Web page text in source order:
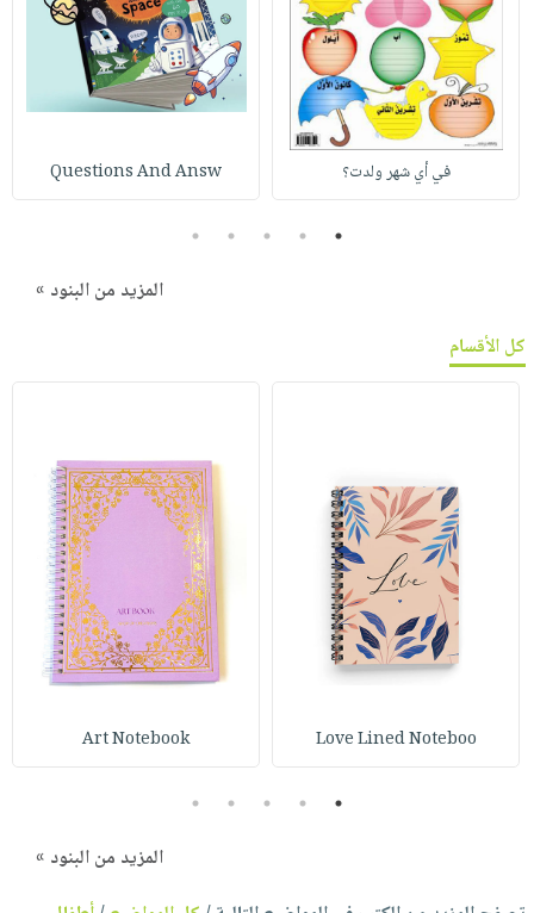
في أي شهر ولدت؟ Questions And Answ
1
2
3
4
5
المزيد من البنود »
كل الأقسام
Love Lined Noteboo
Art Notebook
1
2
3
4
5
المزيد من البنود »